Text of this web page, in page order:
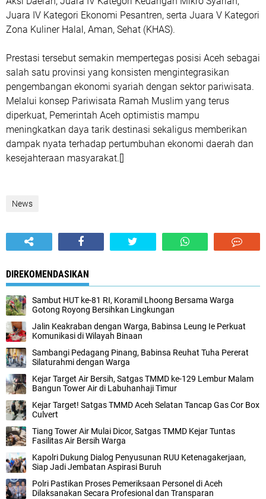
Juara IV Kategori Ekonomi Pesantren, serta Juara V Kategori
Zona Kuliner Halal, Aman, Sehat (KHAS).
Prestasi tersebut semakin mempertegas posisi Aceh sebagai
salah satu provinsi yang konsisten mengintegrasikan
pengembangan ekonomi syariah dengan sektor pariwisata.
Melalui konsep Pariwisata Ramah Muslim yang terus
diperkuat, Pemerintah Aceh optimistis mampu
meningkatkan daya tarik destinasi sekaligus memberikan
dampak nyata terhadap pertumbuhan ekonomi daerah dan
kesejahteraan masyarakat.[]
News
DIREKOMENDASIKAN
Sambut HUT ke-81 RI, Koramil Lhoong Bersama Warga
Gotong Royong Bersihkan Lingkungan
Jalin Keakraban dengan Warga, Babinsa Leung Ie Perkuat
Komunikasi di Wilayah Binaan
Sambangi Pedagang Pinang, Babinsa Reuhat Tuha Pererat
Silaturahmi dengan Warga
Kejar Target Air Bersih, Satgas TMMD ke-129 Lembur Malam
Bangun Tower Air di Labuhanhaji Timur
Kejar Target! Satgas TMMD Aceh Selatan Tancap Gas Cor Box
Culvert
Tiang Tower Air Mulai Dicor, Satgas TMMD Kejar Tuntas
Fasilitas Air Bersih Warga
Kapolri Dukung Dialog Penyusunan RUU Ketenagakerjaan,
Siap Jadi Jembatan Aspirasi Buruh
Polri Pastikan Proses Pemeriksaan Personel di Aceh
Dilaksanakan Secara Profesional dan Transparan